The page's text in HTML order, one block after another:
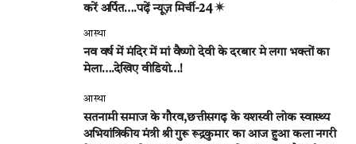
करें अर्पित….पढ़ें न्यूज़ मिर्ची-24
आस्था
नव वर्ष में मंदिर में मां वैष्णो देवी के दरबार मे लगा भक्तों का
मेला….देखिए वीडियो…!
आस्था
सतनामी समाज के गौरव,छत्तीसगढ़ के यशस्वी लोक स्वास्थ्य
अभियांत्रिकीय मंत्री श्री गुरू रूद्रकुमार का आज हुआ कला नगरी